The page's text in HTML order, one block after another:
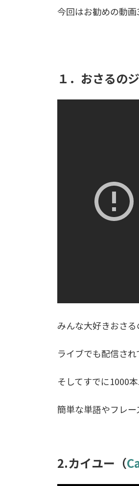
今回はお勧めの動
１．おさるの
みんな大好きおさる
ライブでも配信さ
そしてすでに1000
簡単な単語やフレー
2.カイユー（